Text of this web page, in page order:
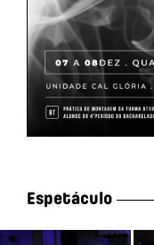
Espetáculo